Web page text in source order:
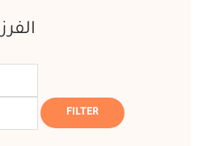
FILTER